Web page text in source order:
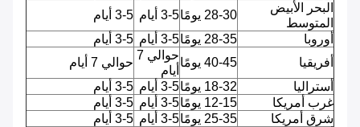
البحر الأبيض
المتوسط
28-30 يومًا 3-5 أيام
3-5 أيام
أوروبا
28-35 يومًا 3-5 أيام
3-5 أيام
أفريقيا
40-45 يومًا
حوالي 7
أيام
حوالي 7 أيام
أستراليا
18-32 يومًا 3-5 أيام
3-5 أيام
غرب أمريكا
12-15 يومًا 3-5 أيام
3-5 أيام
شرق أمريكا
25-35 يومًا 3-5 أيام
3-5 أيام